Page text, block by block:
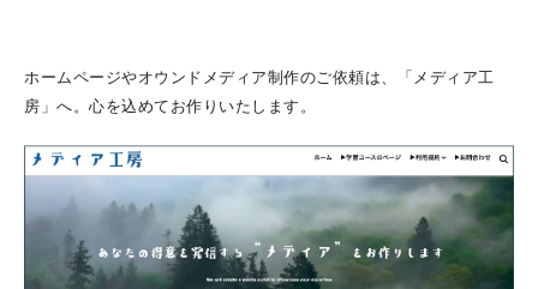
ホームページやオウンドメディア制作のご依頼は、「メディア工
房」へ。心を込めてお作りいたします。